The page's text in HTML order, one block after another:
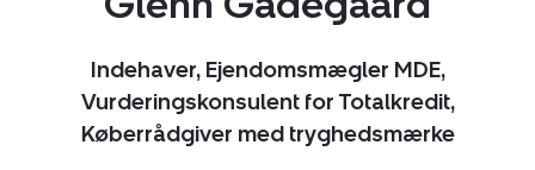
Indehaver, Ejendomsmægler MDE,
Vurderingskonsulent for Totalkredit,
Køberrådgiver med tryghedsmærke